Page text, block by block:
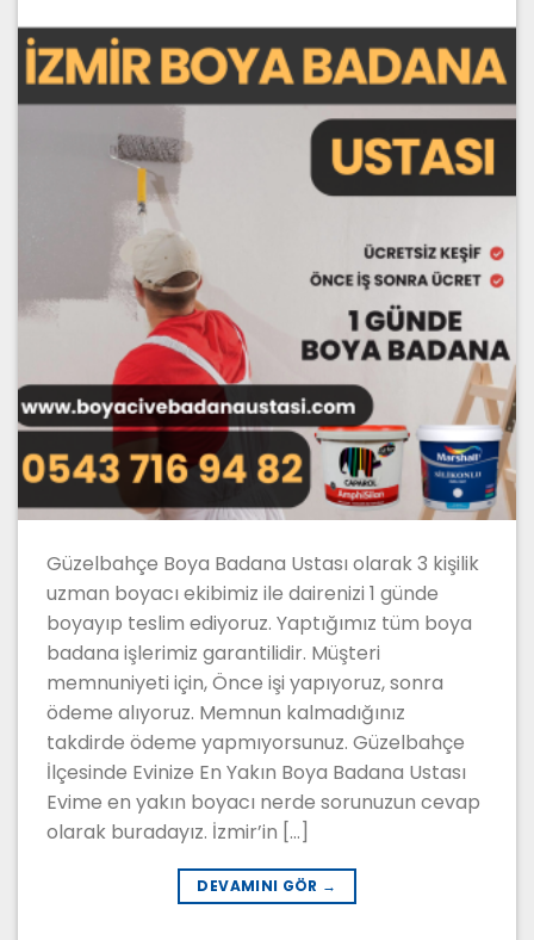
Güzelbahçe Boya Badana Ustası olarak 3 kişilik
uzman boyacı ekibimiz ile dairenizi 1 günde
boyayıp teslim ediyoruz. Yaptığımız tüm boya
badana işlerimiz garantilidir. Müşteri
memnuniyeti için, Önce işi yapıyoruz, sonra
ödeme alıyoruz. Memnun kalmadığınız
takdirde ödeme yapmıyorsunuz. Güzelbahçe
İlçesinde Evinize En Yakın Boya Badana Ustası
Evime en yakın boyacı nerde sorunuzun cevap
olarak buradayız. İzmir’in […]
DEVAMINI GÖR →